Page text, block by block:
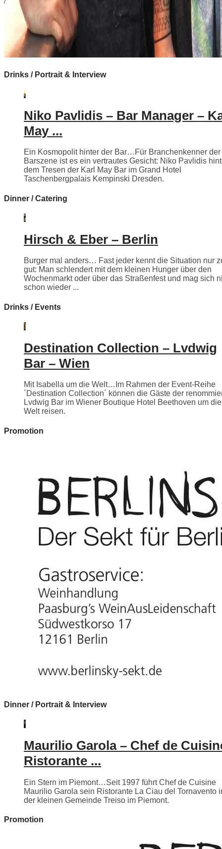
Drinks / Portrait & Interview
Niko Pavlidis – Bar Manager –
May ...
Ein Kosmopolit hinter der Bar…Für Branchenkenner der
Barszene ist es ein vertrautes Gesicht: Niko Pavlidis
dem Tresen der Karl May Bar im Grand Hotel
Taschenbergpalais Kempinski Dresden.
Dinner / Catering
Hirsch & Eber – Berlin
Burger mal anders… Fast jeder kennt die Situation nur
gut: Man schlendert mit dem kleinen Hunger über den
Wochenmarkt oder über das Straßenfest und mag sich
schon wieder ...
Drinks / Events
Destination Collection – Lvdwig
Bar – Wien
Mit Isabella um die Welt…Im Rahmen der Event-Reihe
´Destination Collection´ können die Gäste der
Lvdwig Bar im Wiener Boutique Hotel Beethoven um die
Welt reisen.
Promotion
Dinner / Portrait & Interview
Maurilio Garola – Chef de
Ristorante ...
Ein Stern im Piemont…Seit 1997 führt Chef de Cuisine
Maurilio Garola sein Ristorante La Ciau del Tornavento
der kleinen Gemeinde Treiso im Piemont.
Promotion